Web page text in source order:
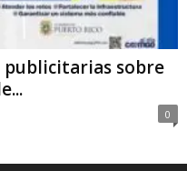
publicitarias sobre
0